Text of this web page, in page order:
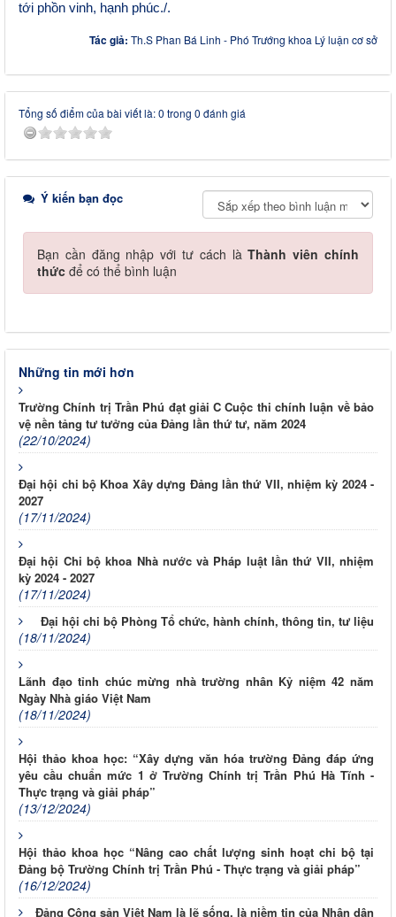
tới phồn vinh, hạnh phúc./.
Tác giả: Th.S Phan Bá Linh - Phó Trướng khoa Lý luận cơ sở
Tổng số điểm của bài viết là: 0 trong 0 đánh giá
Ý kiến bạn đọc
Bạn cần đăng nhập với tư cách làThành viên chính
thức để có thể bình luận
Những tin mới hơn
Trường Chính trị Trần Phú đạt giải C Cuộc thi chính luận về bảo
vệ nền tảng tư tưởng của Đảng lần thứ tư, năm 2024
(22/10/2024)
Đại hội chi bộ Khoa Xây dựng Đảng lần thứ VII, nhiệm kỳ 2024 -
2027
(17/11/2024)
Đại hội Chi bộ khoa Nhà nước và Pháp luật lần thứ VII, nhiệm
kỳ 2024 - 2027
(17/11/2024)
Đại hội chi bộ Phòng Tổ chức, hành chính, thông tin, tư liệu
(18/11/2024)
Lãnh đạo tỉnh chúc mừng nhà trường nhân Kỷ niệm 42 năm
Ngày Nhà giáo Việt Nam
(18/11/2024)
Hội thảo khoa học: “Xây dựng văn hóa trường Đảng đáp ứng
yêu cầu chuẩn mức 1 ở Trường Chính trị Trần Phú Hà Tĩnh -
Thực trạng và giải pháp”
(13/12/2024)
Hội thảo khoa học “Nâng cao chất lượng sinh hoạt chi bộ tại
Đảng bộ Trường Chính trị Trần Phú - Thực trạng và giải pháp”
(16/12/2024)
Đảng Cộng sản Việt Nam là lẽ sống, là niềm tin của Nhân dân